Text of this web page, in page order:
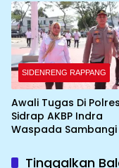
SIDENRENG RAPPANG
Awali Tugas Di Polres
Sidrap AKBP Indra
Waspada Sambangi
Tinggalkan